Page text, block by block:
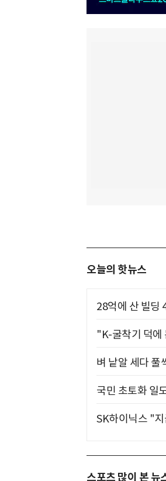
오늘의 핫뉴스
28억에 산 빌딩
"K-굴착기 덕
벼 낱알 세다
국민 초토화 일
SK하이닉스 "
스포츠 많이 본 뉴